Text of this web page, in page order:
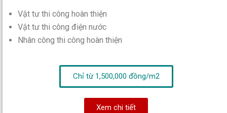
Vật tư thi công hoàn thiện
Vật tư thi công điện nước
Nhân công thi công hoàn thiện
Chỉ từ 1,500,000 đồng/m2
Xem chi tiết